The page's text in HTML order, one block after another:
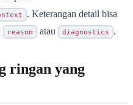
. Keterangan detail bisa
reason atau diagnostics .
ringan yang